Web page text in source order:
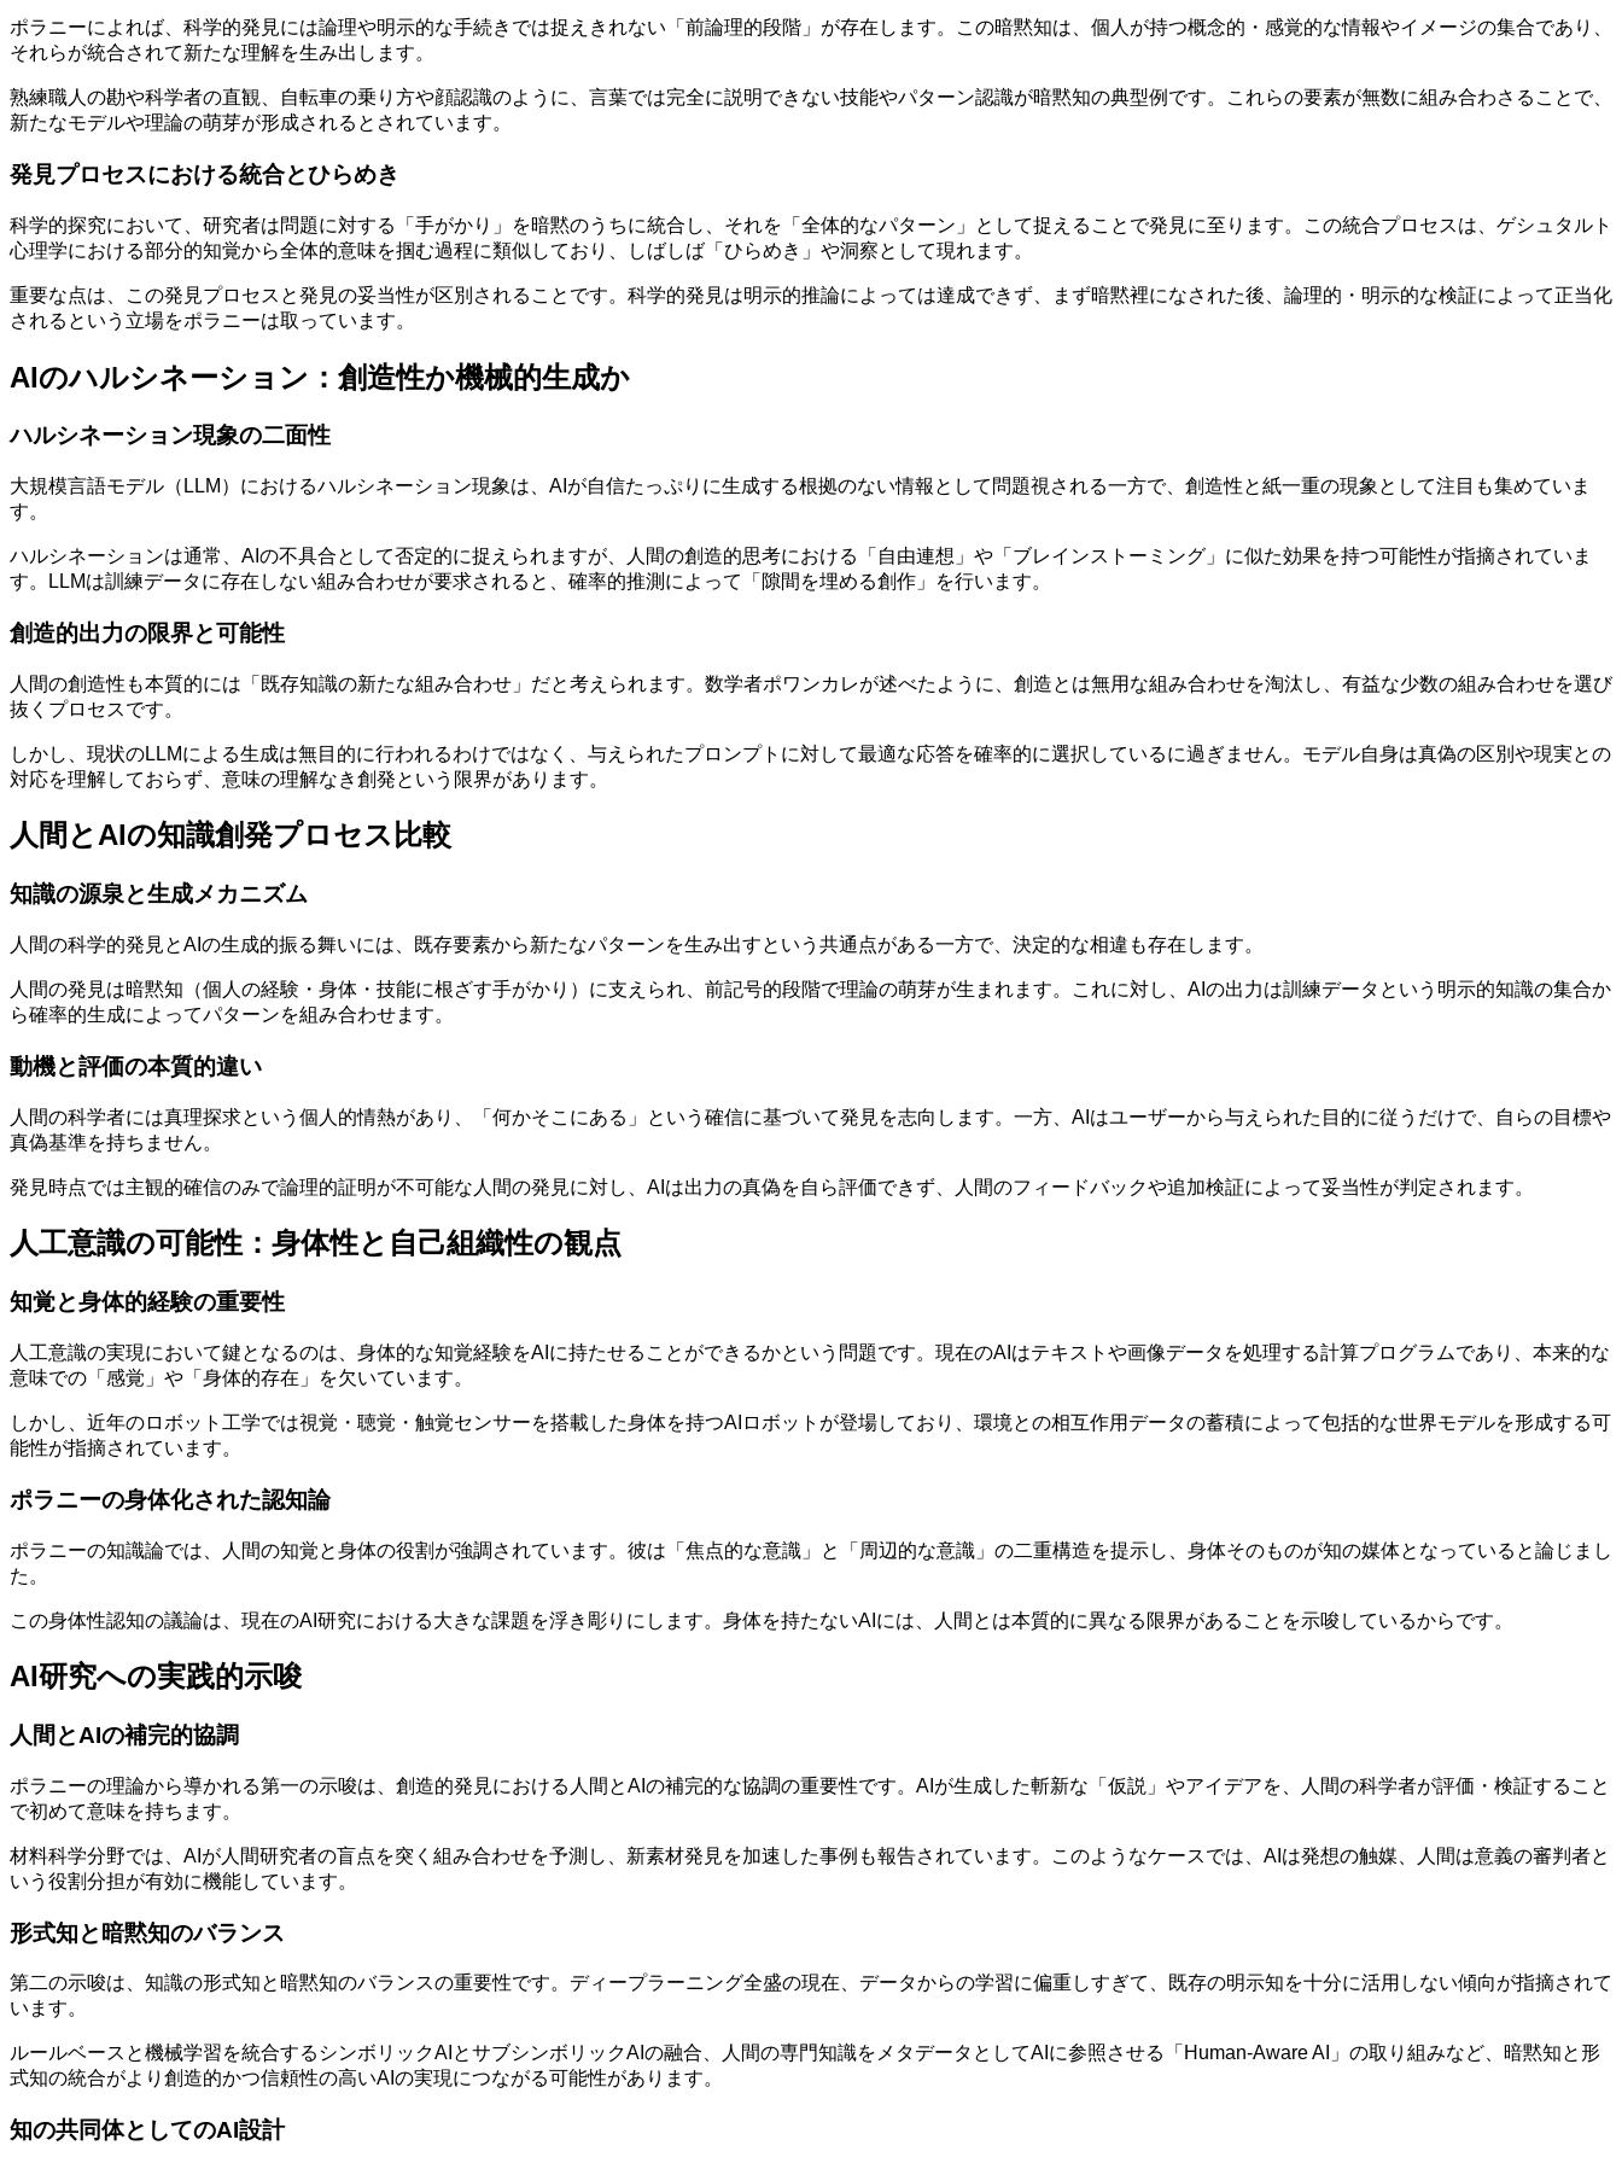
ポラニーによれば、科学的発見には論理や明示的な手続きでは捉えきれない「前論理的段階」が存在します。この暗黙知は、個人が持つ概念的・感覚的な情報やイメージの集合であり、
それらが統合されて新たな理解を生み出します。
熟練職人の勘や科学者の直観、自転車の乗り方や顔認識のように、言葉では完全に説明できない技能やパターン認識が暗黙知の典型例です。これらの要素が無数に組み合わさることで、
新たなモデルや理論の萌芽が形成されるとされています。
発見プロセスにおける統合とひらめき
科学的探究において、研究者は問題に対する「手がかり」を暗黙のうちに統合し、それを「全体的なパターン」として捉えることで発見に至ります。この統合プロセスは、ゲシュタルト
心理学における部分的知覚から全体的意味を掴む過程に類似しており、しばしば「ひらめき」や洞察として現れます。
重要な点は、この発見プロセスと発見の妥当性が区別されることです。科学的発見は明示的推論によっては達成できず、まず暗黙裡になされた後、論理的・明示的な検証によって正当化
されるという立場をポラニーは取っています。
AIのハルシネーション：創造性か機械的生成か
ハルシネーション現象の二面性
大規模言語モデル（LLM）におけるハルシネーション現象は、AIが自信たっぷりに生成する根拠のない情報として問題視される一方で、創造性と紙一重の現象として注目も集めていま
す。
ハルシネーションは通常、AIの不具合として否定的に捉えられますが、人間の創造的思考における「自由連想」や「ブレインストーミング」に似た効果を持つ可能性が指摘されていま
す。LLMは訓練データに存在しない組み合わせが要求されると、確率的推測によって「隙間を埋める創作」を行います。
創造的出力の限界と可能性
人間の創造性も本質的には「既存知識の新たな組み合わせ」だと考えられます。数学者ポワンカレが述べたように、創造とは無用な組み合わせを淘汰し、有益な少数の組み合わせを選び
抜くプロセスです。
しかし、現状のLLMによる生成は無目的に行われるわけではなく、与えられたプロンプトに対して最適な応答を確率的に選択しているに過ぎません。モデル自身は真偽の区別や現実との
対応を理解しておらず、意味の理解なき創発という限界があります。
人間とAIの知識創発プロセス比較
知識の源泉と生成メカニズム
人間の科学的発見とAIの生成的振る舞いには、既存要素から新たなパターンを生み出すという共通点がある一方で、決定的な相違も存在します。
人間の発見は暗黙知（個人の経験・身体・技能に根ざす手がかり）に支えられ、前記号的段階で理論の萌芽が生まれます。これに対し、AIの出力は訓練データという明示的知識の集合か
ら確率的生成によってパターンを組み合わせます。
動機と評価の本質的違い
人間の科学者には真理探求という個人的情熱があり、「何かそこにある」という確信に基づいて発見を志向します。一方、AIはユーザーから与えられた目的に従うだけで、自らの目標や
真偽基準を持ちません。
発見時点では主観的確信のみで論理的証明が不可能な人間の発見に対し、AIは出力の真偽を自ら評価できず、人間のフィードバックや追加検証によって妥当性が判定されます。
人工意識の可能性：身体性と自己組織性の観点
知覚と身体的経験の重要性
人工意識の実現において鍵となるのは、身体的な知覚経験をAIに持たせることができるかという問題です。現在のAIはテキストや画像データを処理する計算プログラムであり、本来的な
意味での「感覚」や「身体的存在」を欠いています。
しかし、近年のロボット工学では視覚・聴覚・触覚センサーを搭載した身体を持つAIロボットが登場しており、環境との相互作用データの蓄積によって包括的な世界モデルを形成する可
能性が指摘されています。
ポラニーの身体化された認知論
ポラニーの知識論では、人間の知覚と身体の役割が強調されています。彼は「焦点的な意識」と「周辺的な意識」の二重構造を提示し、身体そのものが知の媒体となっていると論じまし
た。
この身体性認知の議論は、現在のAI研究における大きな課題を浮き彫りにします。身体を持たないAIには、人間とは本質的に異なる限界があることを示唆しているからです。
AI研究への実践的示唆
人間とAIの補完的協調
ポラニーの理論から導かれる第一の示唆は、創造的発見における人間とAIの補完的な協調の重要性です。AIが生成した斬新な「仮説」やアイデアを、人間の科学者が評価・検証すること
で初めて意味を持ちます。
材料科学分野では、AIが人間研究者の盲点を突く組み合わせを予測し、新素材発見を加速した事例も報告されています。このようなケースでは、AIは発想の触媒、人間は意義の審判者と
いう役割分担が有効に機能しています。
形式知と暗黙知のバランス
第二の示唆は、知識の形式知と暗黙知のバランスの重要性です。ディープラーニング全盛の現在、データからの学習に偏重しすぎて、既存の明示知を十分に活用しない傾向が指摘されて
います。
ルールベースと機械学習を統合するシンボリックAIとサブシンボリックAIの融合、人間の専門知識をメタデータとしてAIに参照させる「Human-Aware AI」の取り組みなど、暗黙知と形
式知の統合がより創造的かつ信頼性の高いAIの実現につながる可能性があります。
知の共同体としてのAI設計